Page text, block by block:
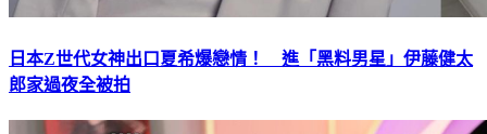
日本Z世代女神出口夏希爆戀情！ 進「黑料男星」伊藤健太
郎家過夜全被拍